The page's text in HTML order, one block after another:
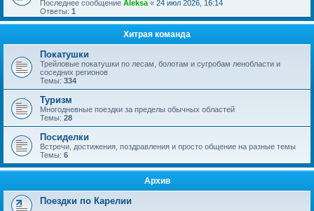
Последнее сообщение Aleksa « 24 июл 2026, 16:14
Ответы: 1
Хитрая команда
Покатушки
Трейловые покатушки по лесам, болотам и сугробам ленобласти и
соседних регионов
Темы: 334
Туризм
Многодневные поездки за пределы обычных областей
Темы: 28
Посиделки
Встречи, достижения, поздравления и просто общение на разные темы
Темы: 6
Архив
Поездки по Карелии